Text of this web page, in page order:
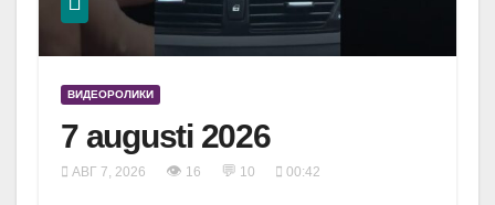
ВИДЕОРОЛИКИ
7 augusti 2026
АВГ 7, 2026 👁 16 💬 10 00:42